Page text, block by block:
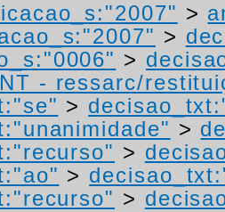
>
>
>
- ressarc/
>
>
>
>
>